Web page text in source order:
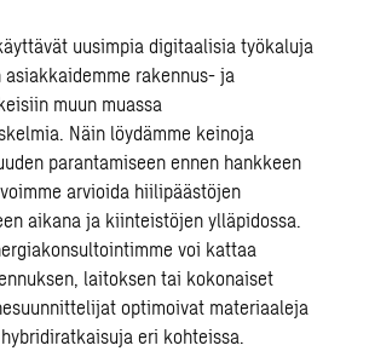
uusimpia digitaalisia työkaluja
rakennus- ja
muun muassa
. Näin löydämme keinoja
parantamiseen ennen hankkeen
arvioida hiilipäästöjen
aikana ja kiinteistöjen ylläpidossa.
voi kattaa
laitoksen tai kokonaiset
optimoivat materiaaleja
eri kohteissa.